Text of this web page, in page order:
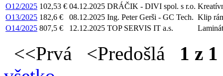
O12/2025 102,53 € 04.12.2025 DRÁČIK - DIVI spol. s r.o.
O13/2025 182,6 € 08.12.2025 Ing. Peter Gerši - GC Tech. Klip
O14/2025 807,5 € 12.12.2025 TOP SERVIS IT a.s.
<<Prvá <Predošlá 1 z 1